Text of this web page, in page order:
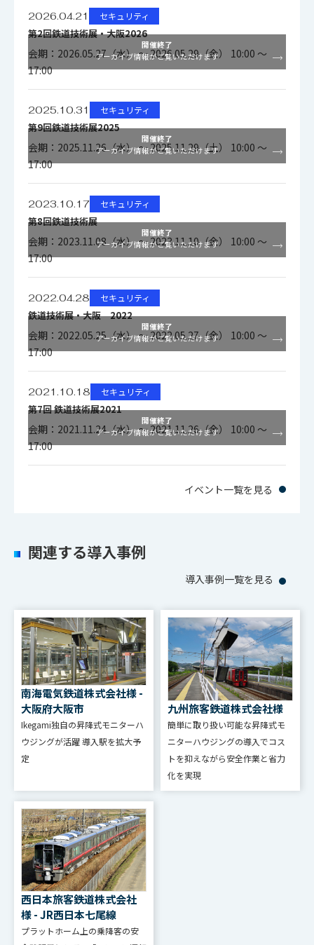
最低被写体照度
プ：16倍）
白黒時：
OFF）
ズーム比
旋回角度
パン:360°（エンドレ
ス） チルト:+20°～－
70°（下向）
動作速度
パン :180°/ｓ（プリセッ
ト動作時） 0.1～60°/
チルト:60°/ｓ（プリセッ
50/60Hz
消費電力
標準型：230W以下、耐
寒型：280W以下（照明
オプション含まず）
周囲温度
標準型：－20℃～
+50℃、耐寒型：－30℃
～+50℃
防水性
JIS C 0920 防噴流型
外形寸法
質量
2026.04.21 セキュリティ
第2回鉄道技術展・大阪2026
会期：2026.05.27（水） ～ 2026.05.29（金） 10:00 ～
17:00
開催終了
アーカイブ情報がご覧いただけます
2025.10.31 セキュリティ
第9回鉄道技術展2025
会期：2025.11.26（水） ～ 2025.11.29（土） 10:00 ～
17:00
開催終了
アーカイブ情報がご覧いただけます
2023.10.17 セキュリティ
第8回鉄道技術展
会期：2023.11.08（水） ～ 2023.11.10（金） 10:00 ～
17:00
開催終了
アーカイブ情報がご覧いただけます
2022.04.28 セキュリティ
鉄道技術展・大阪 2022
会期：2022.05.25（水） ～ 2022.05.27（金） 10:00 ～
17:00
開催終了
アーカイブ情報がご覧いただけます
2021.10.18 セキュリティ
第7回 鉄道技術展2021
会期：2021.11.24（水） ～ 2021.11.26（金） 10:00 ～
17:00
開催終了
アーカイブ情報がご覧いただけます
イベント一覧を見る
関連する導入事例
導入事例一覧を見る
南海電気鉄道株式会社様 -
大阪府大阪市
Ikegami独自の昇降式モニターハ
ウジングが活躍 導入駅を拡大予
定
九州旅客鉄道株式会社様
簡単に取り扱い可能な昇降式モ
ニターハウジングの導入でコス
トを抑えながら安全作業と省力
化を実現
西日本旅客鉄道株式会社
様 - JR西日本七尾線
プラットホーム上の乗降客の安